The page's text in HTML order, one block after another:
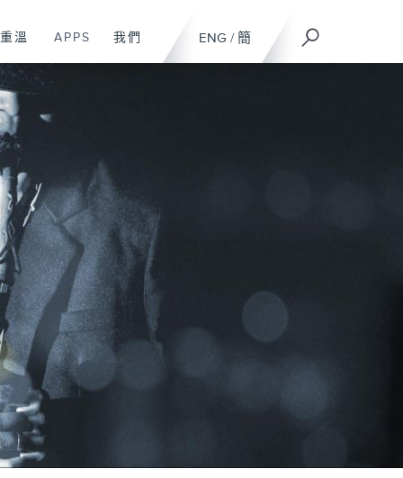
ENG / 簡
重溫 APPS 我們